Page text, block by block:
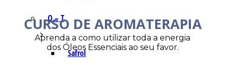
Q – T
Safrol
CURSO DE AROMATERAPIA
Aprenda a como utilizar toda a energia
dos Óleos Essenciais ao seu favor.